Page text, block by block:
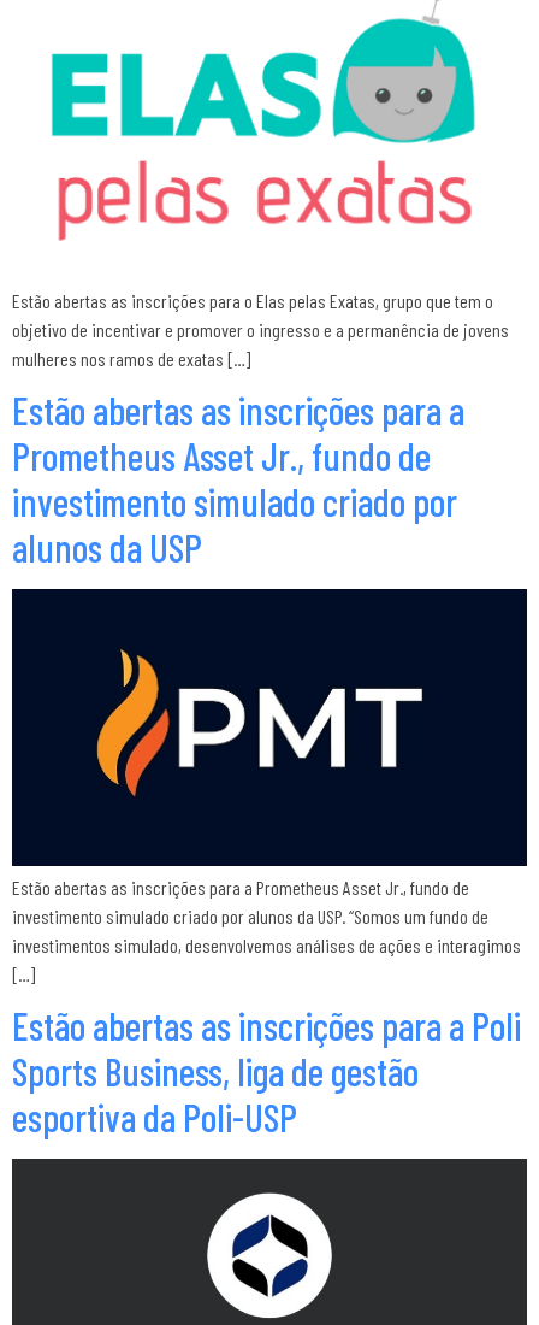
Estão abertas as inscrições para o Elas pelas Exatas, grupo que tem o
objetivo de incentivar e promover o ingresso e a permanência de jovens
mulheres nos ramos de exatas […]
Estão abertas as inscrições para a
Prometheus Asset Jr., fundo de
investimento simulado criado por
alunos da USP
Estão abertas as inscrições para a Prometheus Asset Jr., fundo de
investimento simulado criado por alunos da USP. “Somos um fundo de
investimentos simulado, desenvolvemos análises de ações e interagimos
[…]
Estão abertas as inscrições para a Poli
Sports Business, liga de gestão
esportiva da Poli-USP